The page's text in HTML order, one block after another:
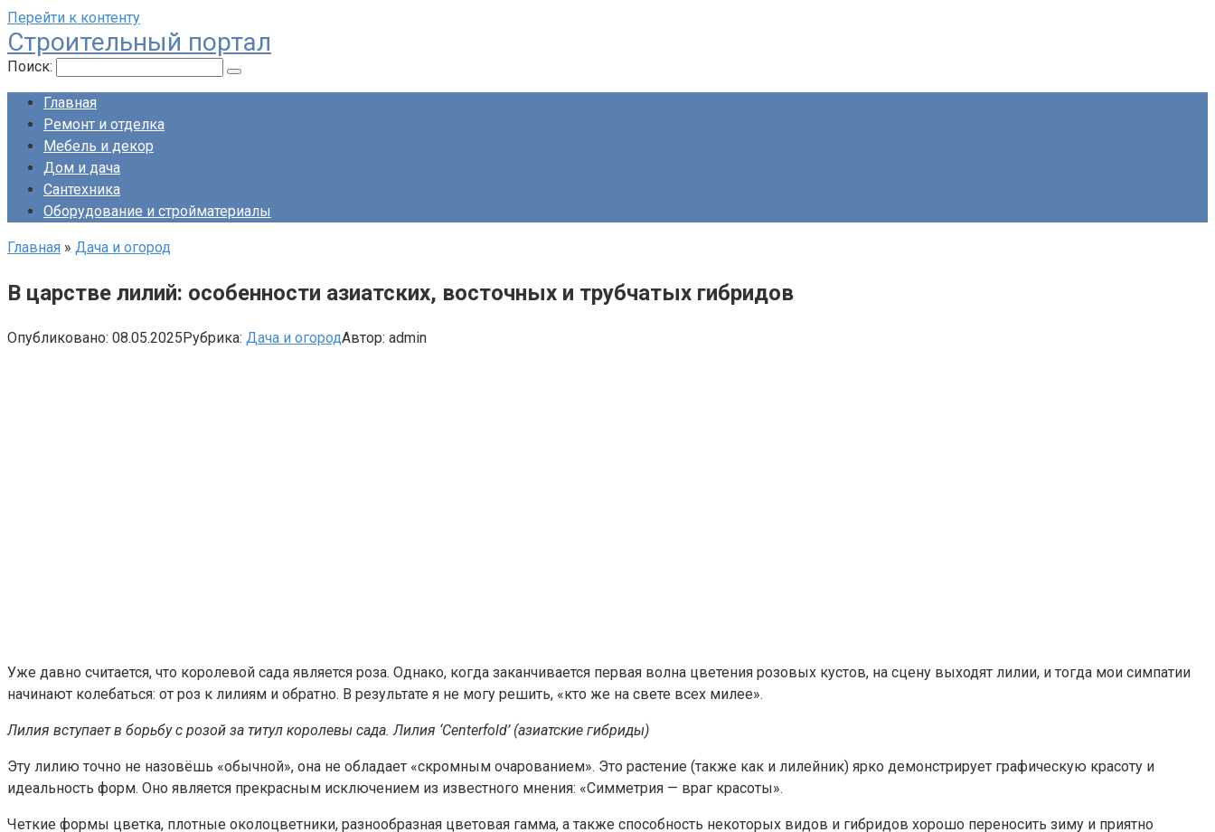
Перейти к контенту
Строительный портал
Поиск:
Главная
Ремонт и отделка
Мебель и декор
Дом и дача
Сантехника
Оборудование и стройматериалы
Главная » Дача и огород
В царстве лилий: особенности азиатских, восточных и трубчатых гибридов
Опубликовано: 08.05.2025Рубрика: Дача и огородАвтор: admin
Уже давно считается, что королевой сада является роза. Однако, когда заканчивается первая волна цветения розовых кустов, на сцену выходят лилии, и тогда мои симпатии
начинают колебаться: от роз к лилиям и обратно. В результате я не могу решить, «кто же на свете всех милее».
Лилия вступает в борьбу с розой за титул королевы сада. Лилия ‘Centerfold’ (азиатские гибриды)
Эту лилию точно не назовёшь «обычной», она не обладает «скромным очарованием». Это растение (также как и лилейник) ярко демонстрирует графическую красоту и
идеальность форм. Оно является прекрасным исключением из известного мнения: «Симметрия — враг красоты».
Четкие формы цветка, плотные околоцветники, разнообразная цветовая гамма, а также способность некоторых видов и гибридов хорошо переносить зиму и приятно